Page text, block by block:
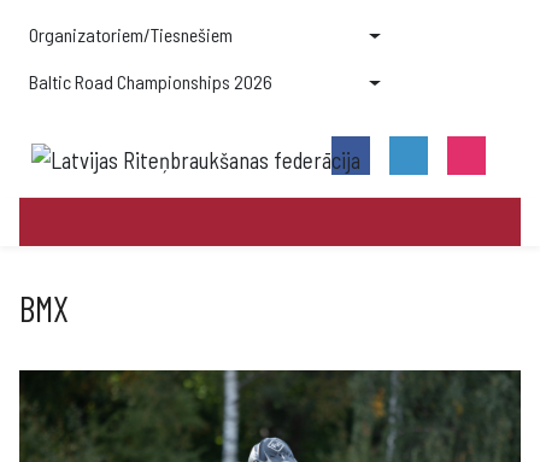
Organizatoriem/Tiesnešiem
Baltic Road Championships 2026
BMX